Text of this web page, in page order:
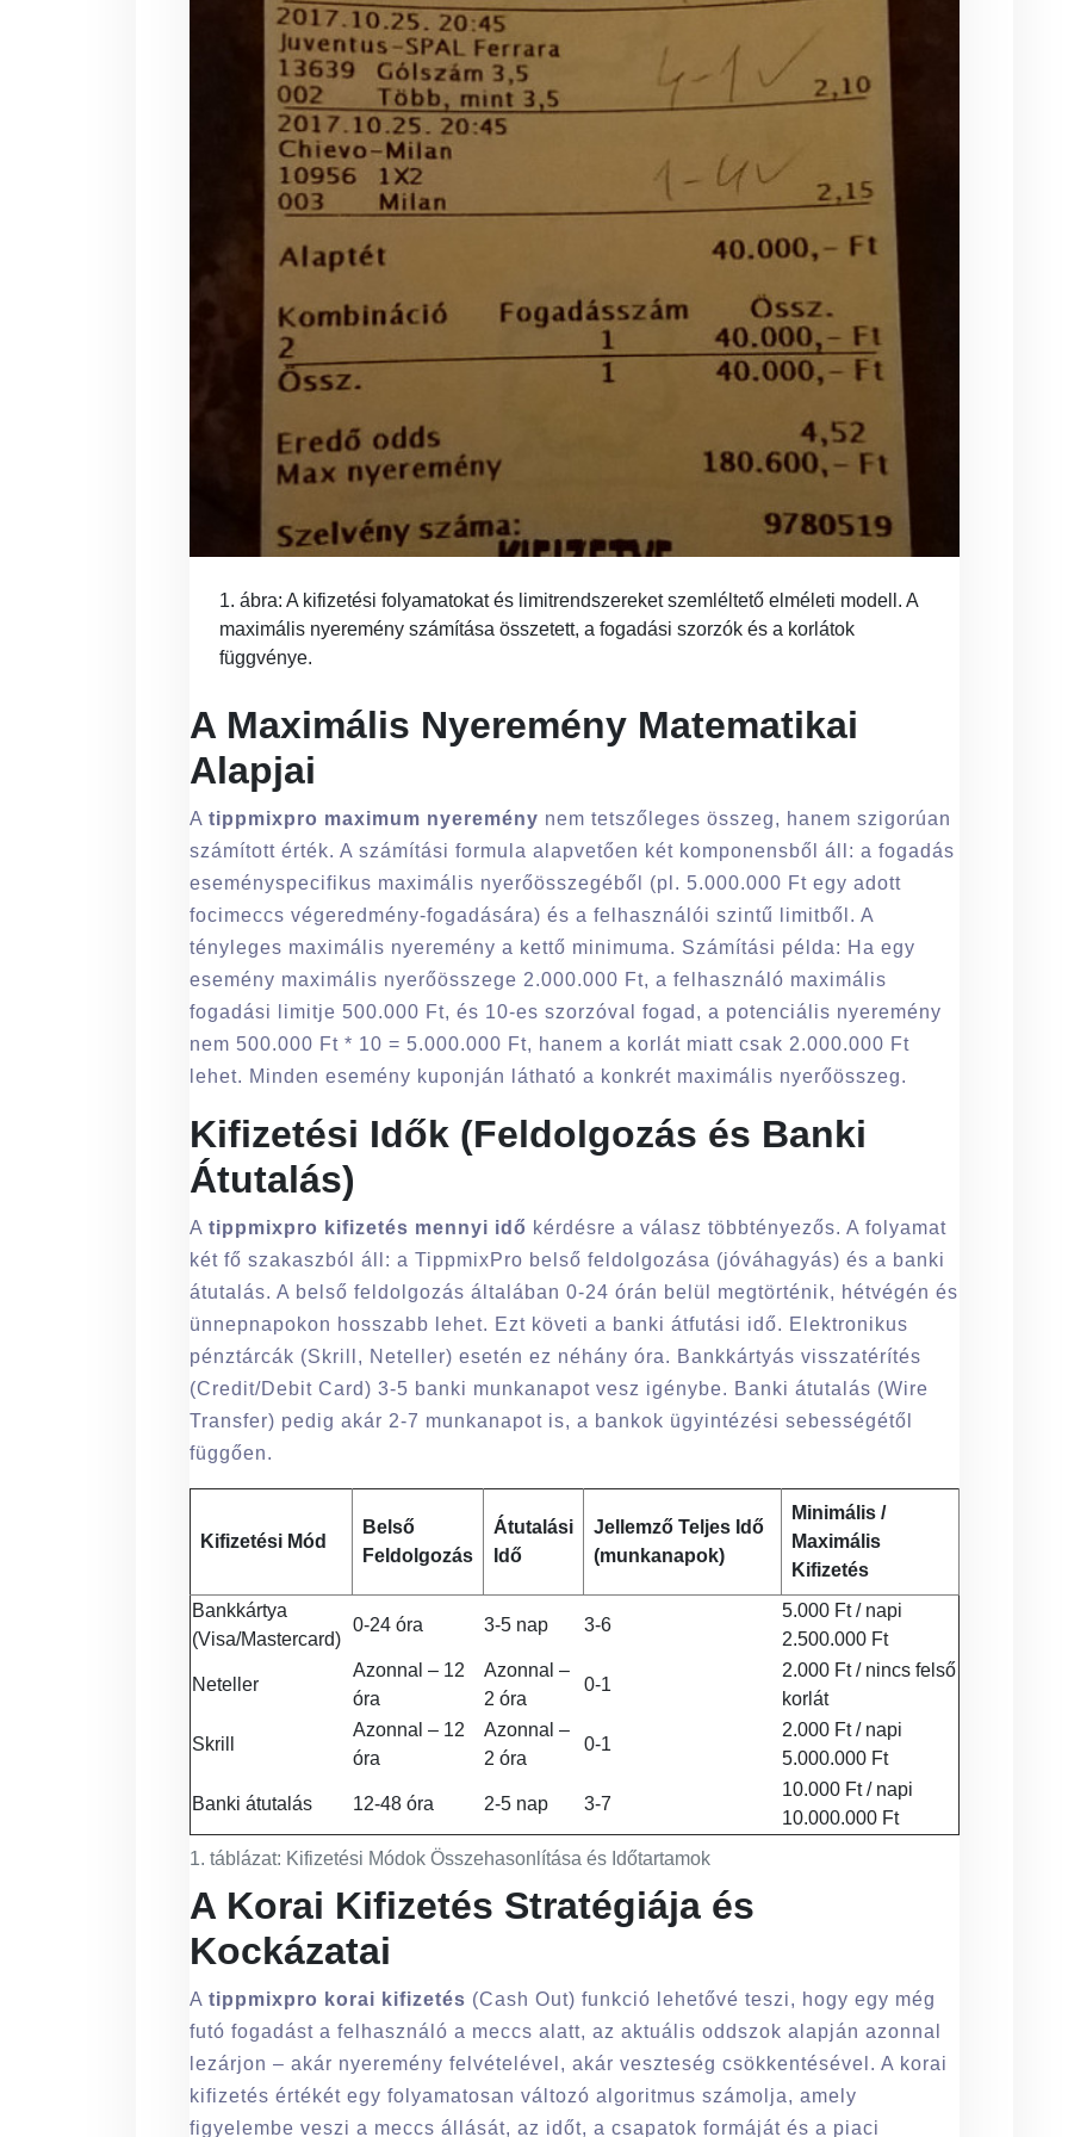
1. ábra: A kifizetési folyamatokat és limitrendszereket szemléltető elméleti modell. A
maximális nyeremény számítása összetett, a fogadási szorzók és a korlátok
függvénye.
A Maximális Nyeremény Matematikai
Alapjai
A tippmixpro maximum nyeremény nem tetszőleges összeg, hanem szigorúan
számított érték. A számítási formula alapvetően két komponensből áll: a fogadás
eseményspecifikus maximális nyerőösszegéből (pl. 5.000.000 Ft egy adott
focimeccs végeredmény-fogadására) és a felhasználói szintű limitből. A
tényleges maximális nyeremény a kettő minimuma. Számítási példa: Ha egy
esemény maximális nyerőösszege 2.000.000 Ft, a felhasználó maximális
fogadási limitje 500.000 Ft, és 10-es szorzóval fogad, a potenciális nyeremény
nem 500.000 Ft * 10 = 5.000.000 Ft, hanem a korlát miatt csak 2.000.000 Ft
lehet. Minden esemény kuponján látható a konkrét maximális nyerőösszeg.
Kifizetési Idők (Feldolgozás és Banki
Átutalás)
A tippmixpro kifizetés mennyi idő kérdésre a válasz többtényezős. A folyamat
két fő szakaszból áll: a TippmixPro belső feldolgozása (jóváhagyás) és a banki
átutalás. A belső feldolgozás általában 0-24 órán belül megtörténik, hétvégén és
ünnepnapokon hosszabb lehet. Ezt követi a banki átfutási idő. Elektronikus
pénztárcák (Skrill, Neteller) esetén ez néhány óra. Bankkártyás visszatérítés
(Credit/Debit Card) 3-5 banki munkanapot vesz igénybe. Banki átutalás (Wire
Transfer) pedig akár 2-7 munkanapot is, a bankok ügyintézési sebességétől
függően.
1. táblázat: Kifizetési Módok Összehasonlítása és Időtartamok
Kifizetési Mód
Belső
Feldolgozás
Átutalási
Idő
Jellemző Teljes Idő
(munkanapok)
Minimális /
Maximális
Kifizetés
Bankkártya
(Visa/Mastercard)
0-24 óra 3-5 nap 3-6
5.000 Ft / napi
2.500.000 Ft
Neteller
Azonnal – 12
óra
Azonnal –
2 óra
0-1
2.000 Ft / nincs felső
korlát
Skrill
Azonnal – 12
óra
Azonnal –
2 óra
0-1
2.000 Ft / napi
5.000.000 Ft
Banki átutalás 12-48 óra 2-5 nap 3-7
10.000 Ft / napi
10.000.000 Ft
A Korai Kifizetés Stratégiája és
Kockázatai
A tippmixpro korai kifizetés (Cash Out) funkció lehetővé teszi, hogy egy még
futó fogadást a felhasználó a meccs alatt, az aktuális oddszok alapján azonnal
lezárjon – akár nyeremény felvételével, akár veszteség csökkentésével. A korai
kifizetés értékét egy folyamatosan változó algoritmus számolja, amely
figyelembe veszi a meccs állását, az időt, a csapatok formáját és a piaci